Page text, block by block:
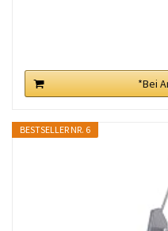
*Bei
BESTSELLER NR. 6